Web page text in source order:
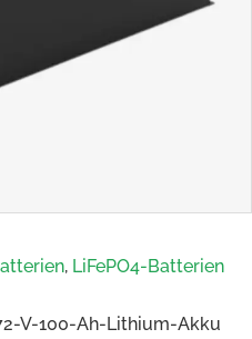
, LiFePO4-Batterien
V-100-Ah-Lithium-Akku